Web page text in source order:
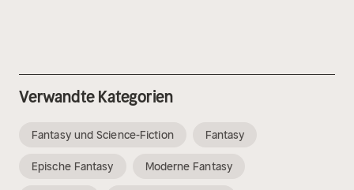
Verwandte Kategorien
Fantasy und Science-Fiction Fantasy
Epische Fantasy Moderne Fantasy